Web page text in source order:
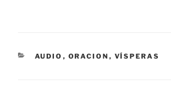
CATEGORÍAS
AUDIO , ORACION , VÍSPERAS